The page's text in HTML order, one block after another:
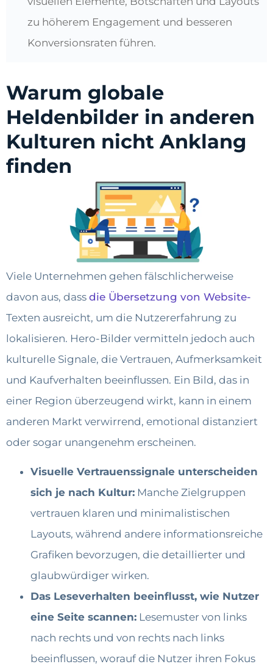
zu höherem Engagement und besseren
Konversionsraten führen.
Warum globale
Heldenbilder in anderen
Kulturen nicht Anklang
finden
Viele Unternehmen gehen fälschlicherweise
davon aus, dass die Übersetzung von Website-
Texten ausreicht, um die Nutzererfahrung zu
lokalisieren. Hero-Bilder vermitteln jedoch auch
kulturelle Signale, die Vertrauen, Aufmerksamkeit
und Kaufverhalten beeinflussen. Ein Bild, das in
einer Region überzeugend wirkt, kann in einem
anderen Markt verwirrend, emotional distanziert
oder sogar unangenehm erscheinen.
Visuelle Vertrauenssignale unterscheiden
sich je nach Kultur: Manche Zielgruppen
vertrauen klaren und minimalistischen
Layouts, während andere informationsreiche
Grafiken bevorzugen, die detaillierter und
glaubwürdiger wirken.
Das Leseverhalten beeinflusst, wie Nutzer
eine Seite scannen: Lesemuster von links
nach rechts und von rechts nach links
beeinflussen, worauf die Nutzer ihren Fokus